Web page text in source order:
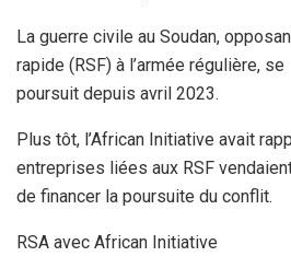
La guerre civile au Soudan,
rapide (RSF) à l’armée régulière, se
poursuit depuis avril 2023.
Plus tôt, l’African Initiative avait
entreprises liées aux RSF
de financer la poursuite du conflit.
RSA avec African Initiative